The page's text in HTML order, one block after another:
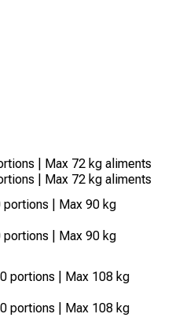
| Max 72 kg aliments
| Max 72 kg aliments
| Max 90 kg
| Max 90 kg
portions | Max 108 kg
portions | Max 108 kg